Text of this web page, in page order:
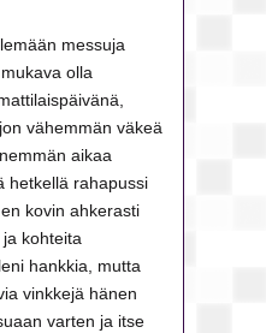
messuja
olla
vähemmän väkeä
aikaa
hetkellä rahapussi
kovin ahkerasti
kohteita
hankkia, mutta
vinkkejä hänen
varten ja itse